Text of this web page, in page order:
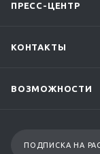
ПРЕСС-ЦЕНТР
КОНТАКТЫ
ВОЗМОЖНОСТИ
ПОДПИСКА НА